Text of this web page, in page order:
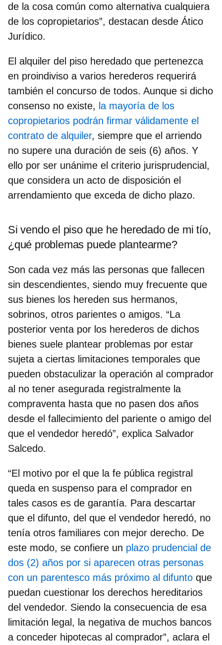
de la cosa común como alternativa cualquiera
de los copropietarios”, destacan desde Ático
Jurídico.
El alquiler del piso heredado que pertenezca
en proindiviso a varios herederos requerirá
también el concurso de todos. Aunque si dicho
consenso no existe, la mayoría de los
copropietarios podrán firmar válidamente el
contrato de alquiler, siempre que el arriendo
no supere una duración de seis (6) años. Y
ello por ser unánime el criterio jurisprudencial,
que considera un acto de disposición el
arrendamiento que exceda de dicho plazo.
Si vendo el piso que he heredado de mi tío,
¿qué problemas puede plantearme?
Son cada vez más las personas que fallecen
sin descendientes, siendo muy frecuente que
sus bienes los hereden sus hermanos,
sobrinos, otros parientes o amigos. “La
posterior venta por los herederos de dichos
bienes suele plantear problemas por estar
sujeta a ciertas limitaciones temporales que
pueden obstaculizar la operación al comprador
al no tener asegurada registralmente la
compraventa hasta que no pasen dos años
desde el fallecimiento del pariente o amigo del
que el vendedor heredó”, explica Salvador
Salcedo.
“El motivo por el que la fe pública registral
queda en suspenso para el comprador en
tales casos es de garantía. Para descartar
que el difunto, del que el vendedor heredó, no
tenía otros familiares con mejor derecho. De
este modo, se confiere un plazo prudencial de
dos (2) años por si aparecen otras personas
con un parentesco más próximo al difunto que
puedan cuestionar los derechos hereditarios
del vendedor. Siendo la consecuencia de esa
limitación legal, la negativa de muchos bancos
a conceder hipotecas al comprador”, aclara el